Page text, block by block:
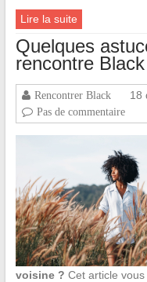
Lire la suite
Quelques
rencontre
Rencontrer Black 18
Pas de commentaire
voisine ? Cet article